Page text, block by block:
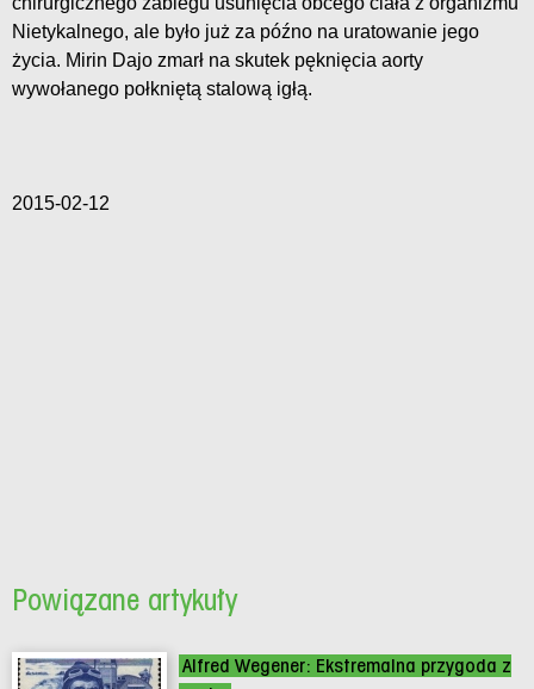
Nietykalnego, ale było już za późno na uratowanie jego
życia. Mirin Dajo zmarł na skutek pęknięcia aorty
wywołanego połkniętą stalową igłą.
2015-02-12
Powiązane artykuły
Alfred Wegener: Ekstremalna przygoda z